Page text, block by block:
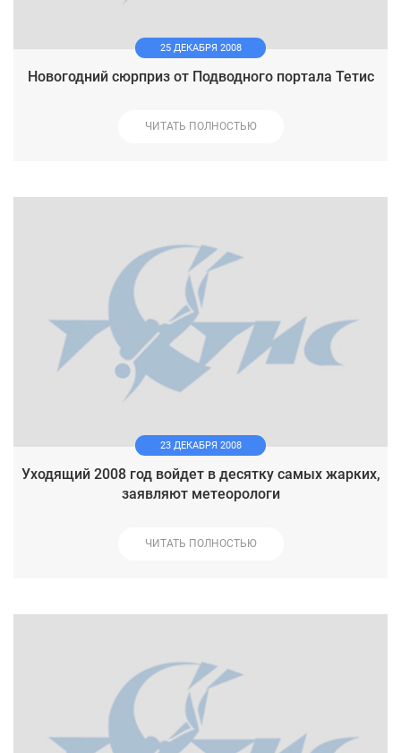
25 ДЕКАБРЯ 2008
Новогодний сюрприз от Подводного портала Тетис
ЧИТАТЬ ПОЛНОСТЬЮ
23 ДЕКАБРЯ 2008
Уходящий 2008 год войдет в десятку самых жарких,
заявляют метеорологи
ЧИТАТЬ ПОЛНОСТЬЮ